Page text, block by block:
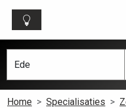
Home Specialisaties